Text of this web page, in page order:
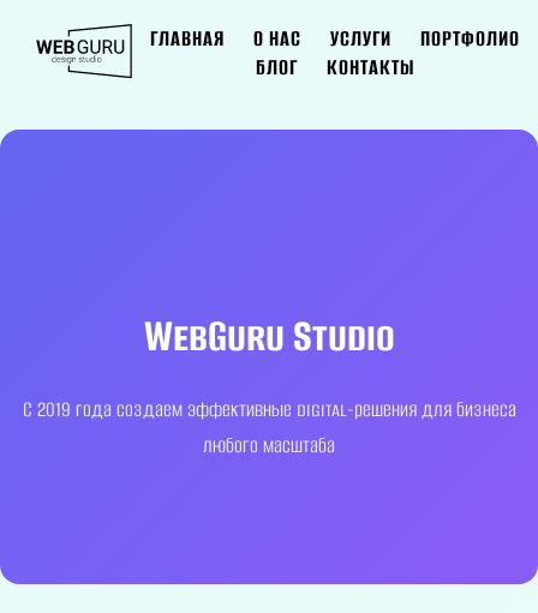
ГЛАВНАЯ О НАС УСЛУГИ
ПОРТФОЛИО
БЛОГ
КОНТАКТЫ
WebGuru Studio
С 2019 года создаем эффективные digital-решения для бизнеса
любого масштаба